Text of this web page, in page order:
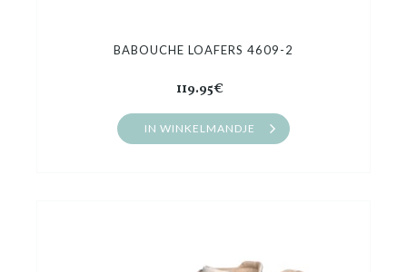
BABOUCHE LOAFERS 4609-2
119.95€
IN WINKELMANDJE